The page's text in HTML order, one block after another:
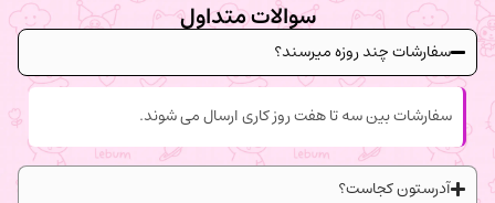
سوالات متداول
سفارشات چند روزه میرسند؟
سفارشات بین سه تا هفت روز کاری ارسال می شوند.
آدرستون کجاست؟